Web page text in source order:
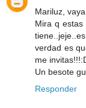
Mariluz,
Mira q
verdad es
me
Un besote
Responder